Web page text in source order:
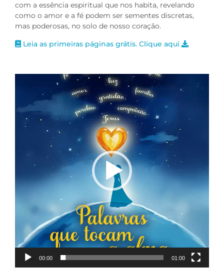
com a essência espiritual que nos habita, revelando
como o amor e a fé podem ser sementes discretas,
mas poderosas, no solo de nosso coração.
Leia as primeiras páginas grátis. Clique aqui
00:00 01:00